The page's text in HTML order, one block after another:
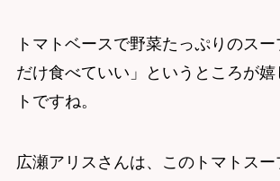
トマトベースで野菜たっぷりのス
だけ食べていい」というところが嬉
トですね。
広瀬アリスさんは、このトマトス